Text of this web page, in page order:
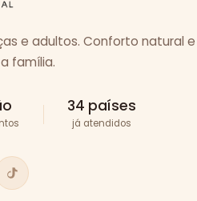
e adultos. Conforto natural e
família.
34 países
já atendidos